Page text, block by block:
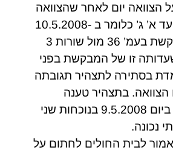
הצוואה יום לאחר שהצוואה
נחתמה על ידי העד א’ ג’ כלומר ב -10.5.2008
(ראה עדות המבקשת בעמ’ 36 מול שורות 3
שעדותה זו של המבקשת בפני
בסתירה לתצהיר תגובתה
הצוואה. בתצהיר טענה
שהצוואה נערכה ביום 9.5.2008 בנוכחות שני
נכונה.
לבית החולים לחתום על